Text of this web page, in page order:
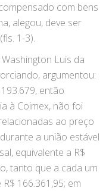
com bens
alegou, deve ser
1-3).
Luis da
argumentou:
então
à Coimex, não foi
ao preço
a união estável
equivalente a R$
tanto que a cada um
166.361,95; em